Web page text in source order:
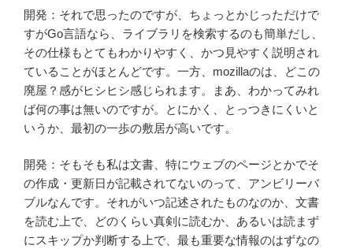
開発：それで思ったのですが、ちょっとかじっただけで
すがGo言語なら、ライブラリを検索するのも簡単だし、
その仕様もとてもわかりやすく、かつ見やすく説明され
ていることがほとんどです。一方、mozillaのは、どこの
廃屋？感がヒシヒシ感じられます。まあ、わかってみれ
ば何の事は無いのですが。とにかく、とっつきにくいと
いうか、最初の一歩の敷居が高いです。
開発：そもそも私は文書、特にウェブのページとかでそ
の作成・更新日が記載されてないのって、アンビリーバ
ブルなんです。それがいつ記述されたものなのか、文書
を読む上で、どのくらい真剣に読むか、あるいは読まず
にスキップか判断する上で、最も重要な情報のはずなの